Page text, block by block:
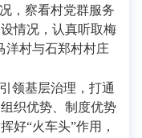
，察看村党群服务
情况，认真听取梅
洋村与石郑村村庄
领基层治理，打通
织优势、制度优势
好“火车头”作用，